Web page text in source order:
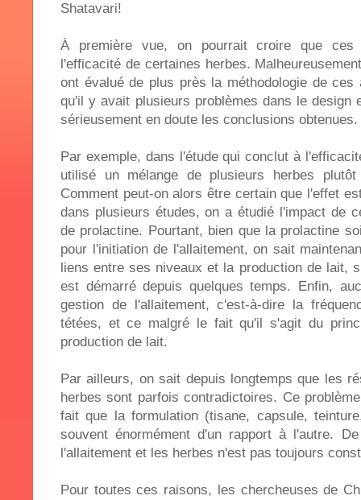
Shatavari!
À première vue, on pourrait croire que ces
l'efficacité de certaines herbes.
ont évalué de plus près la méthodologie de
qu'il y avait plusieurs problèmes dans le design
sérieusement en doute les conclusions obtenues.
Par exemple, dans l'étude qui conclut à
utilisé un mélange de plusieurs herbes
Comment peut-on alors être certain que l'effet
dans plusieurs études, on a étudié l'impact de
de prolactine. Pourtant, bien que la prolactine
pour l'initiation de l'allaitement, on sait
liens entre ses niveaux et la production de lait,
est démarré depuis quelques temps. Enfin,
gestion de l'allaitement, c'est-à-dire la
tétées, et ce malgré le fait qu'il s'agit du
production de lait.
Par ailleurs, on sait depuis longtemps que les
herbes sont parfois contradictoires. Ce
fait que la formulation (tisane, capsule,
souvent énormément d'un rapport à l'autre.
l'allaitement et les herbes n'est pas toujours
Pour toutes ces raisons, les chercheuses de